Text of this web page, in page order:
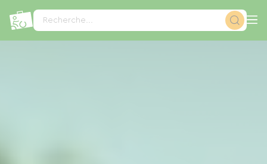
Recherche...
Panneau de gestion des cookies